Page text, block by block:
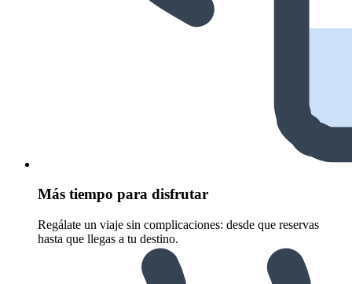
Más tiempo para disfrutar
Regálate un viaje sin complicaciones: desde que reservas
hasta que llegas a tu destino.